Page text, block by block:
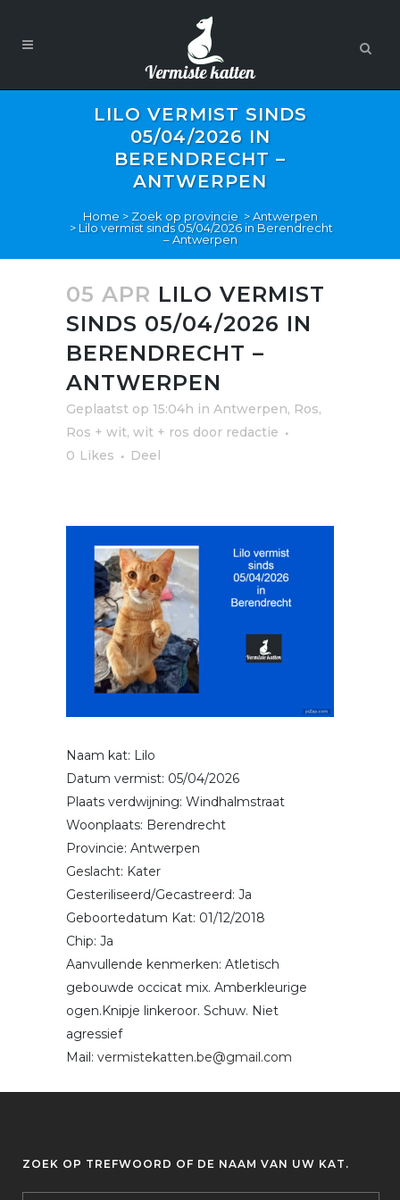
LILO VERMIST SINDS
05/04/2026 IN
BERENDRECHT –
ANTWERPEN
Home>Zoek op provincie >Antwerpen
>Lilo vermist sinds 05/04/2026 in Berendrecht
– Antwerpen
05 APR LILO VERMIST
SINDS 05/04/2026 IN
BERENDRECHT –
ANTWERPEN
Geplaatst op 15:04h in Antwerpen, Ros,
Ros + wit, wit + ros door redactie
0 Likes Deel
Naam kat: Lilo
Datum vermist: 05/04/2026
Plaats verdwijning: Windhalmstraat
Woonplaats: Berendrecht
Provincie: Antwerpen
Geslacht: Kater
Gesteriliseerd/Gecastreerd: Ja
Geboortedatum Kat: 01/12/2018
Chip: Ja
Aanvullende kenmerken: Atletisch
gebouwde occicat mix. Amberkleurige
ogen.Knipje linkeroor. Schuw. Niet
agressief
Mail: vermistekatten.be@gmail.com
ZOEK OP TREFWOORD OF DE NAAM VAN UW KAT.